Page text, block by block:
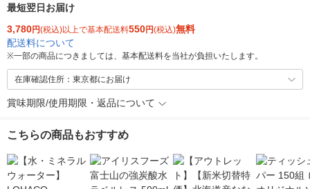
最短翌日お届け
3,780円(税込)以上で基本配送料550円(税込)無料
配送料について
※一部の商品につきましては、基本配送料を当社が負担いたします。
在庫確認住所：東京都にお届け
賞味期限/使用期限・返品について
こちらの商品もおすすめ